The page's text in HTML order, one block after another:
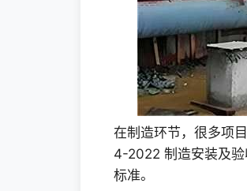
在制造环节，很多项
4-2022 制造安装及
标准。